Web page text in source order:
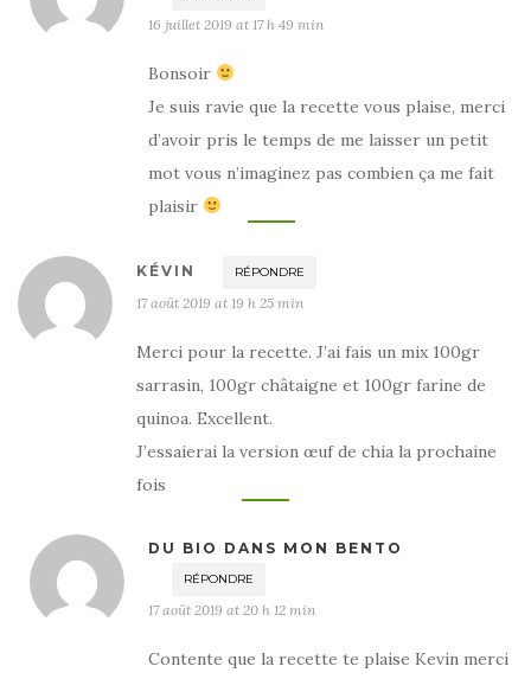
16 juillet 2019 at 17 h 49 min
Bonsoir
Je suis ravie que la recette vous plaise, merci
d’avoir pris le temps de me laisser un petit
mot vous n’imaginez pas combien ça me fait
plaisir
KÉVIN RÉPONDRE
17 août 2019 at 19 h 25 min
Merci pour la recette. J’ai fais un mix 100gr
sarrasin, 100gr châtaigne et 100gr farine de
quinoa. Excellent.
J’essaierai la version œuf de chia la prochaine
fois
DU BIO DANS MON BENTO
RÉPONDRE
17 août 2019 at 20 h 12 min
Contente que la recette te plaise Kevin merci